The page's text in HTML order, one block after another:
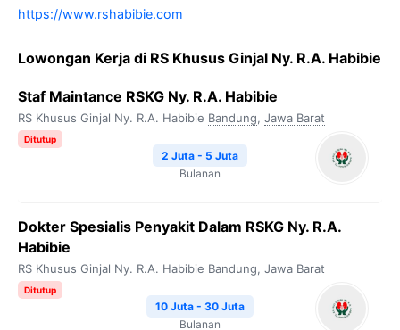
https://www.rshabibie.com
Lowongan Kerja di RS Khusus Ginjal Ny. R.A. Habibie
Staf Maintance RSKG Ny. R.A. Habibie
RS Khusus Ginjal Ny. R.A. Habibie Bandung, Jawa Barat
Ditutup
2 Juta - 5 Juta
Bulanan
Dokter Spesialis Penyakit Dalam RSKG Ny. R.A.
Habibie
RS Khusus Ginjal Ny. R.A. Habibie Bandung, Jawa Barat
Ditutup
10 Juta - 30 Juta
Bulanan